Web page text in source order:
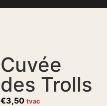
Cuvée
des Trolls
€3,50 tvac